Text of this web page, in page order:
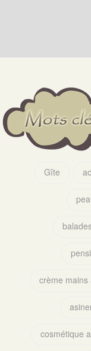
Gîte
crème mains
cosmétique